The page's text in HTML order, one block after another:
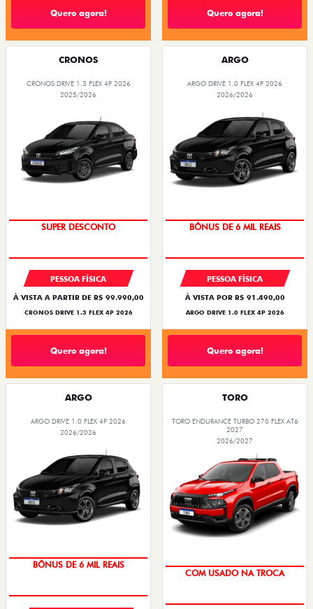
Quero agora! Quero agora!
CRONOS
CRONOS DRIVE 1.3 FLEX 4P 2026
2025/2026
SUPER DESCONTO
PESSOA FÍSICA
À VISTA A PARTIR DE R$ 99.990,00
CRONOS DRIVE 1.3 FLEX 4P 2026
Quero agora!
ARGO
ARGO DRIVE 1.0 FLEX 4P 2026
2026/2026
BÔNUS DE 6 MIL REAIS
PESSOA FÍSICA
À VISTA POR R$ 91.490,00
ARGO DRIVE 1.0 FLEX 4P 2026
Quero agora!
ARGO
ARGO DRIVE 1.0 FLEX 4P 2026
2026/2026
BÔNUS DE 6 MIL REAIS
TORO
TORO ENDURANCE TURBO 270 FLEX AT6
2027
2026/2027
COM USADO NA TROCA